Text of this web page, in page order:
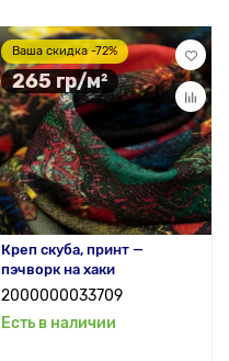
Ваша скидка -72%
265 гр/м²
Креп скуба, принт —
пэчворк на хаки
2000000033709
Есть в наличии